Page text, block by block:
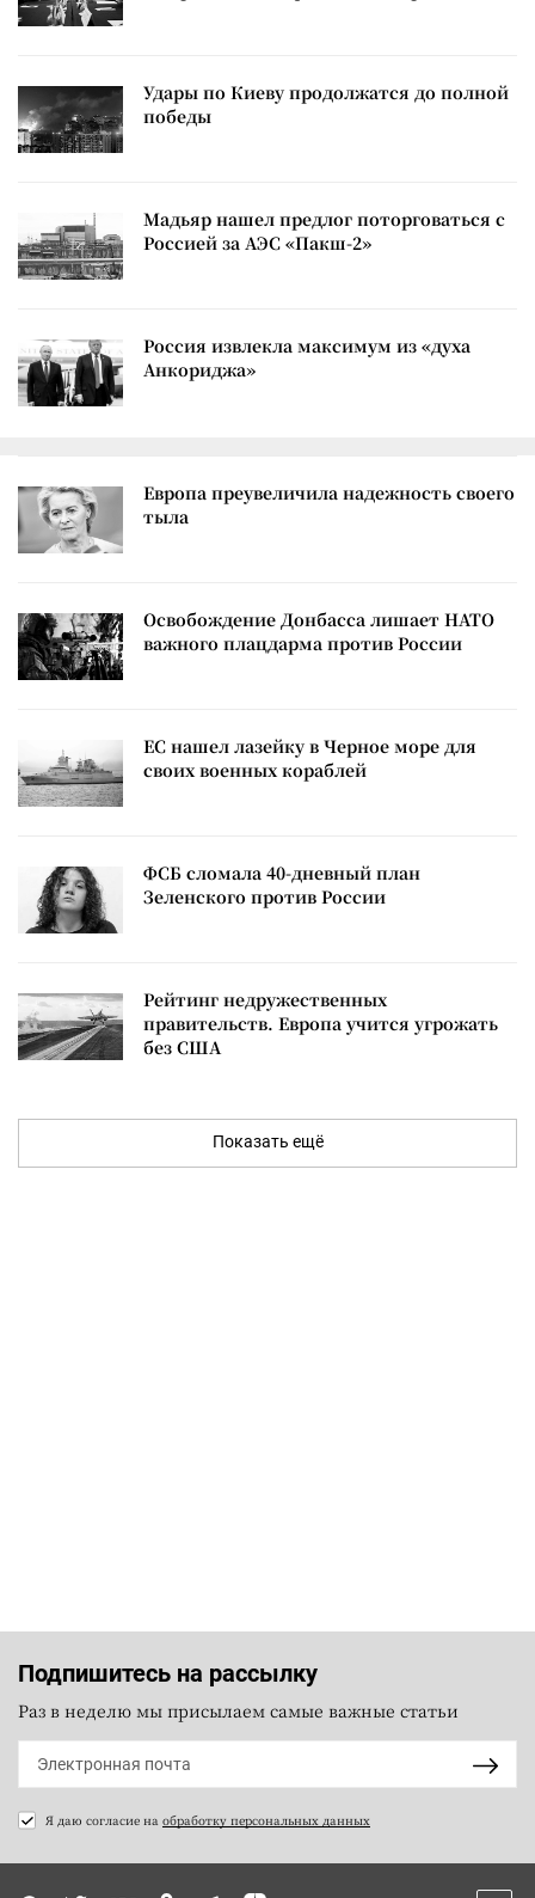
Удары по Киеву продолжатся до полной
победы
Мадьяр нашел предлог поторговаться с
Россией за АЭС «Пакш-2»
Россия извлекла максимум из «духа
Анкориджа»
Европа преувеличила надежность своего
тыла
Освобождение Донбасса лишает НАТО
важного плацдарма против России
ЕС нашел лазейку в Черное море для
своих военных кораблей
ФСБ сломала 40-дневный план
Зеленского против России
Рейтинг недружественных
правительств. Европа учится угрожать
без США
Показать ещё
Подпишитесь на рассылку
Раз в неделю мы присылаем самые важные статьи
Я даю согласие на обработку персональных данных